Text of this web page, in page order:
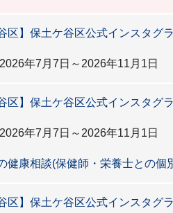
区】保土ケ谷区公式インスタグ
年7月7日～2026年11月1日
区】保土ケ谷区公式インスタグ
年7月7日～2026年11月1日
健康相談(保健師・栄養士との個
区】保土ケ谷区公式インスタグ